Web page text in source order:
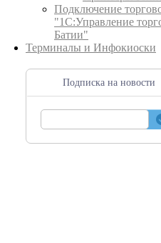
Подключение
"1С:Управление
Батии"
Терминалы и Инфокиоски
Подписка на новости